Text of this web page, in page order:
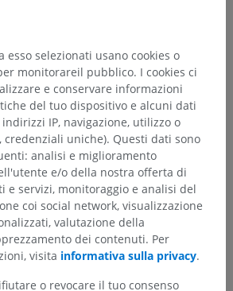
ombelicale
esso selezionati usano cookies o
monitorareil pubblico. I cookies ci
e conservare informazioni
del tuo dispositivo e alcuni dati
IP, navigazione, utilizzo o
credenziali uniche). Questi dati sono
analisi e miglioramento
e/o della nostra offerta di
e servizi, monitoraggio e analisi del
coi social network, visualizzazione
valutazione della
dei contenuti. Per
visita informativa sulla privacy.
o revocare il tuo consenso